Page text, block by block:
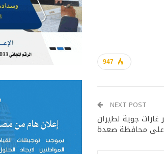
947
NEXT POST
6 آخرين إثر غارات جوية لطيران
على محافظة صعدة